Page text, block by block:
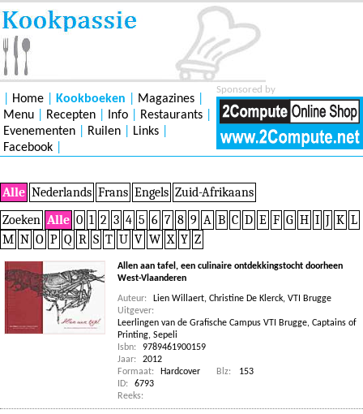
Sponsored by
Home Kookboeken Magazines
Menu
Recepten Info Restaurants
Evenementen
Ruilen Links
Facebook
Alle Nederlands Frans Engels Zuid-Afrikaans
Zoeken Alle 0 1 2 3 4 5 6 7 8 9 A B C D E F G H I J K L
M N O P Q R S T U V W X Y Z
Allen aan tafel, een culinaire ontdekkingstocht doorheen
West-Vlaanderen
Auteur: Lien Willaert, Christine De Klerck, VTI Brugge
Uitgever:
Leerlingen van de Grafische Campus VTI Brugge, Captains of
Printing, Sepeli
Isbn:
9789461900159
Jaar:
2012
Formaat:
Hardcover Blz:
153
ID:
6793
Reeks: